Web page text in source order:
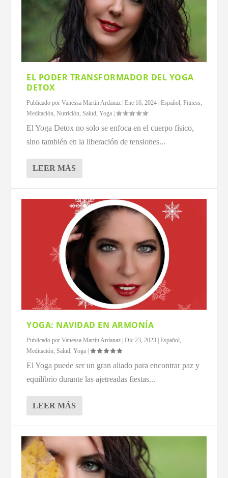
EL PODER TRANSFORMADOR DEL YOGA
DETOX
Publicado porVanessa Martín Ardanaz |Ene 16, 2024 |Español,Fitness,
Meditación,Nutrición,Salud,Yoga |
El Yoga Detox no solo se enfoca en el cuerpo físico,
sino también en la liberación de tensiones...
LEER MÁS
YOGA: NAVIDAD EN ARMONÍA
Publicado porVanessa Martín Ardanaz |Dic 23, 2023 |Español,
Meditación,Salud,Yoga |
El Yoga puede ser un gran aliado para encontrar paz y
equilibrio durante las ajetreadas fiestas...
LEER MÁS